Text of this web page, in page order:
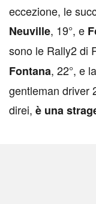
eccezione, le
Neuville, 19°, e
sono le Rally2 di
Fontana, 22°, e
gentleman driver
direi, è una